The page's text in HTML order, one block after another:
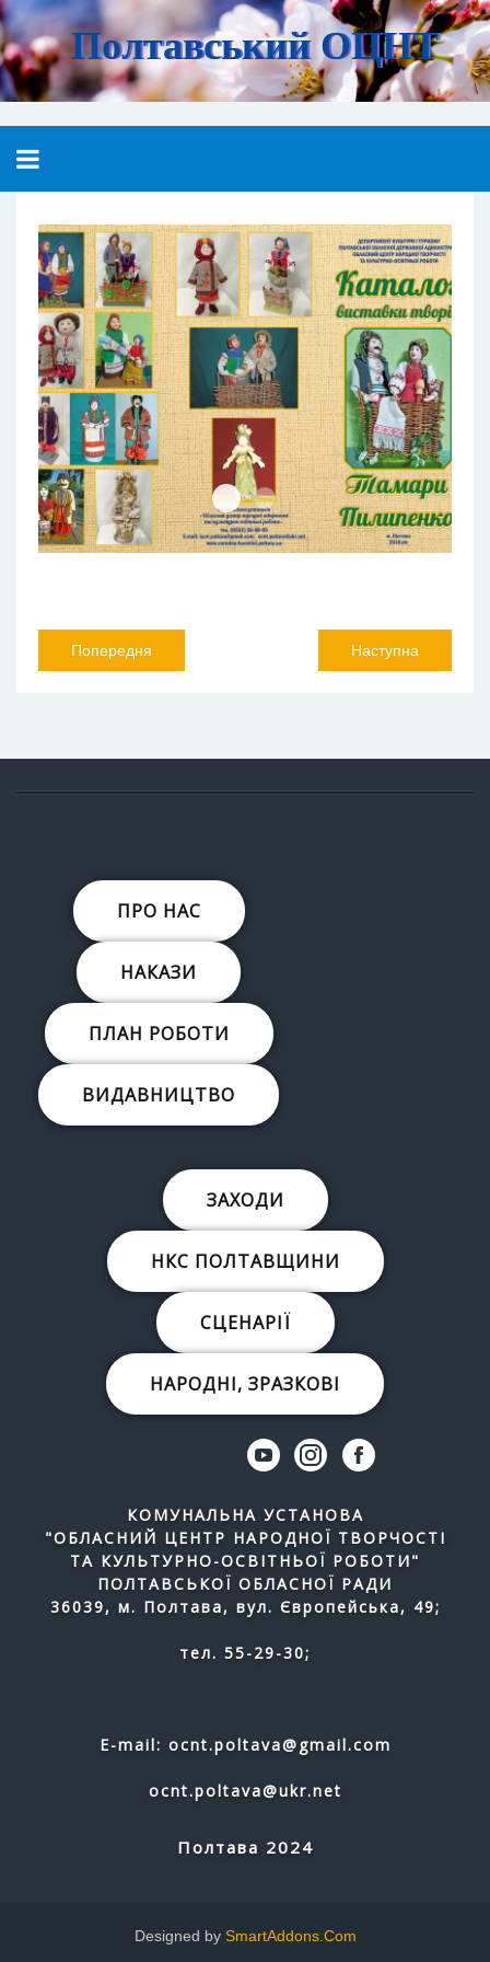
Полтавський ОЦНТ
Pilip1Pilip2
Попередня Наступна
ПРО НАС
НАКАЗИ
ПЛАН РОБОТИ
ВИДАВНИЦТВО
ЗАХОДИ
НКС ПОЛТАВЩИНИ
СЦЕНАРІЇ
НАРОДНІ, ЗРАЗКОВІ
КОМУНАЛЬНА УСТАНОВА
"ОБЛАСНИЙ ЦЕНТР НАРОДНОЇ ТВОРЧОСТІ
ТА КУЛЬТУРНО-ОСВІТНЬОЇ РОБОТИ"
ПОЛТАВСЬКОЇ ОБЛАСНОЇ РАДИ
36039, м. Полтава, вул. Європейська, 49;
тел. 55-29-30;
E-mail: ocnt.poltava@gmail.com
ocnt.poltava@ukr.net
Полтава 2024
Designed by SmartAddons.Com